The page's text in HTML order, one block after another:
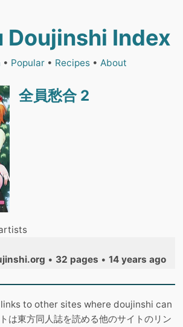
Doujinshi Index
• Popular• Recipes• About
全員愁合 2
• 32 pages • 14 years ago
to other sites where doujinshi can
は東方同人誌を読める他のサイトのリン